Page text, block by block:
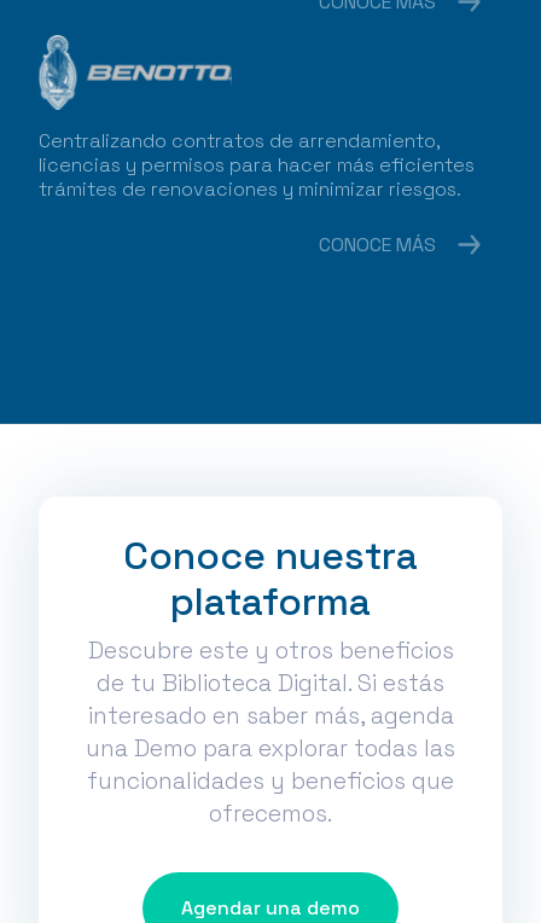
Centralizando contratos de arrendamiento,
licencias y permisos para hacer más eficientes
trámites de renovaciones y minimizar riesgos.
CONOCE MÁS
Conoce nuestra
plataforma
Descubre este y otros beneficios
de tu Biblioteca Digital. Si estás
interesado en saber más, agenda
una Demo para explorar todas las
funcionalidades y beneficios que
ofrecemos.
Agendar una demo